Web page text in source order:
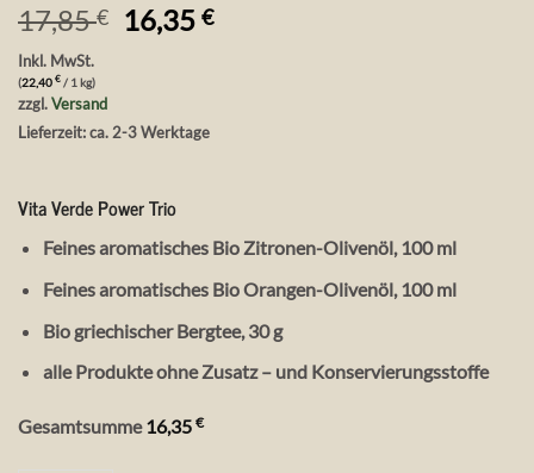
17,85€
Ursprünglicher
Preis
16,35€Aktueller
Inkl. MwSt.
(22,40 € / 1 kg)
zzgl.Versand
Lieferzeit: ca. 2-3 Werktage
Vita Verde Power Trio
Feines aromatisches Bio Zitronen-Olivenöl, 100 ml
Feines aromatisches Bio Orangen-Olivenöl, 100 ml
Bio griechischer Bergtee, 30 g
alle Produkte ohne Zusatz – und Konservierungsstoffe
Gesamtsumme 16,35 €